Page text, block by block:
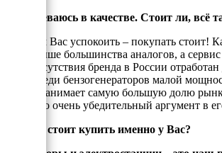
Я сомневаюсь в качестве. Стоит ли, всё
Спешим Вас успокоить – покупать стоит!
Huter выше большинства аналогов, а
лет присутствия бренда в России
того, среди бензогенераторов малой
Хютер занимает самую большую долю
лет, а это очень убедительный аргумент в
Почему стоит купить именно у Вас?